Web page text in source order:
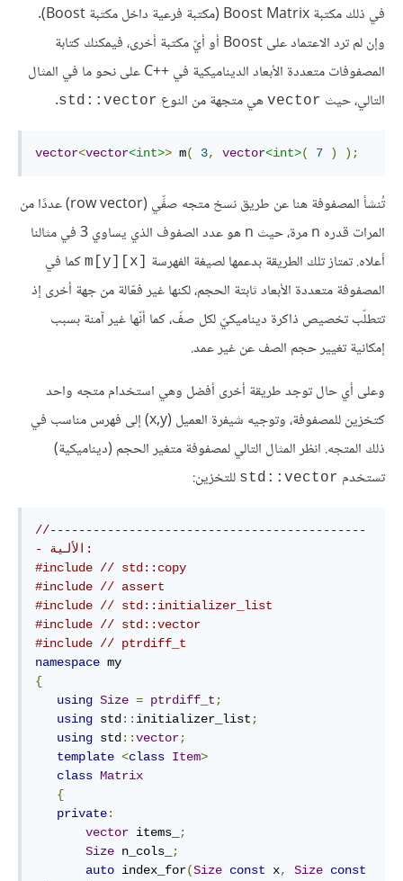
في ذلك مكتبة Boost Matrix (مكتبة فرعية داخل مكتبة Boost).
وإن لم ترد الاعتماد على Boost أو أيّ مكتبة أخرى، فيمكنك كتابة
المصفوفات متعددة الأبعاد الديناميكية في ++C على نحو ما في المثال
التالي، حيث vector هي متجهة من النوع std::vector
.
vector<vector<int>> m( 3, vector<int>( 7 ) );
تُنشأ المصفوفة هنا عن طريق نسخ متجه صفِّي (row vector) عددًا من
المرات قدره n مرة، حيث n هو عدد الصفوف الذي يساوي 3 في مثالنا
أعلاه. تمتاز تلك الطريقة بدعمها لصيغة الفهرسة
m[y][x] ‎ كما في
المصفوفة متعددة الأبعاد ثابتة الحجم، لكنها غير فعّالة من جهة أخرى إذ
تتطلّب تخصيص ذاكرة ديناميكيّ لكل صفّ، كما أنّها غير آمنة بسبب
إمكانية تغيير حجم الصف عن غير عمد.
وعلى أي حال توجد طريقة أخرى أفضل وهي استخدام متجه واحد
كتخزين للمصفوفة، وتوجيه شيفرة العميل (x,y) إلى فهرس مناسب في
ذلك المتجه. انظر المثال التالي لمصفوفة متغير الحجم (ديناميكية)
تستخدم std::vector للتخزين:
//--------------------------------------------
- الألية:
#include // std::copy
#include // assert
#include // std::initializer_list
#include // std::vector
#include // ptrdiff_t
namespace
{
using Size = ptrdiff_t ;
using std :: initializer_list ;
using std ::vector;
template <class Item>
class Matrix
{
private:
vector items_
;
Size n_cols_
;
auto index_for(Size const x, Size const